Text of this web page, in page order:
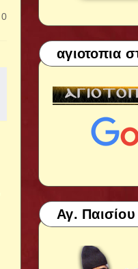
0
αγιοτοπια
Αγ. Παισίου